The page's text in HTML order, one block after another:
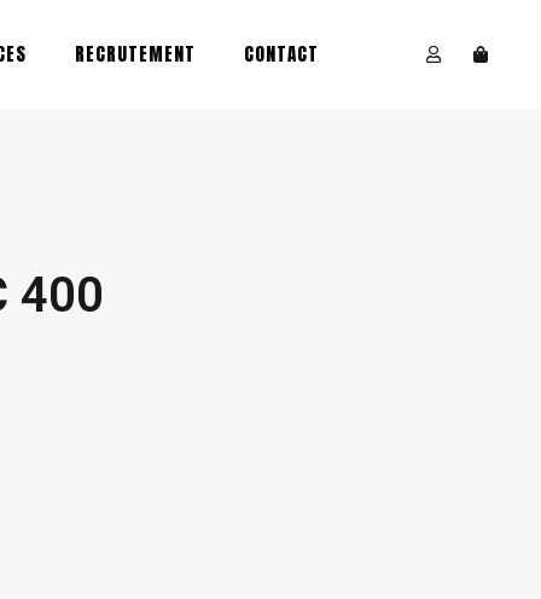
RECRUTEMENT CONTACT
400